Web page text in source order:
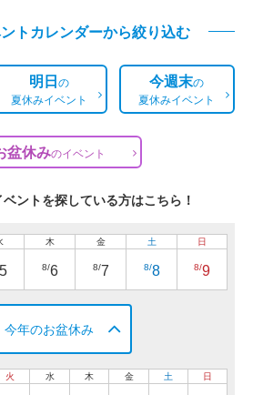
トカレンダーから絞り込む
明日の
夏休みイベント
今週末の
夏休みイベント
盆休みのイベント
ントを探している方はこちら！
木
8/6
金
8/7
土
8/8
日
8/9
今年のお盆休み
火 水 木 金 土 日